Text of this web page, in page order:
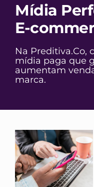
Mídia
E-
Na Preditiva.Co,
mídia paga que
aumentam
marca.